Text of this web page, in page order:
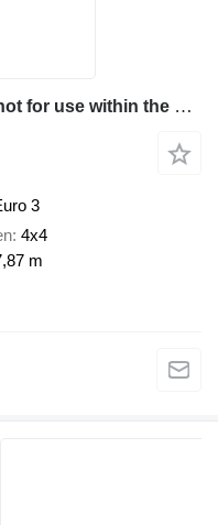
JCB 3DX Super ECO XPERT - not for use within the EU!
3
4x4
m